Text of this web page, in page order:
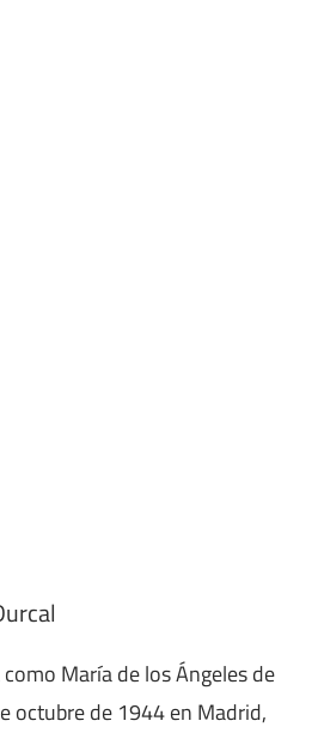
María de los Ángeles de
octubre de 1944 en Madrid,